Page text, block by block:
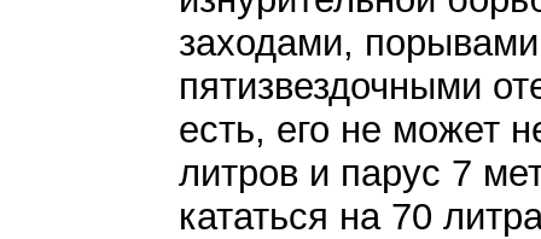
заходами,
пятизвездочными
есть, его не может
литров и парус 7
кататься на 70